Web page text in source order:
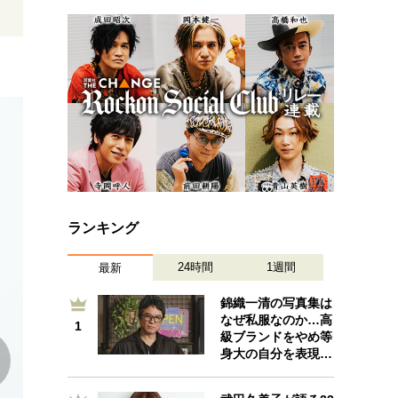
れられない言葉 10代・20代の土台
親になるということ
ランキング
最新 24時間 1週間
1
錦織一清の写真集は
なぜ私服なのか…高
級ブランドをやめ等
身大の自分を表現…